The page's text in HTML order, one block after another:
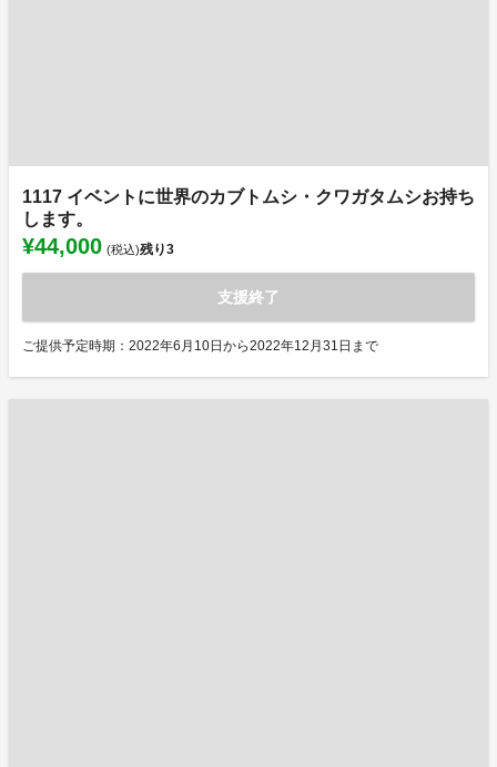
1117 イベントに世界のカブトムシ・クワガタムシお持ち
します。
¥44,000 (税込)残り3
支援終了
ご提供予定時期：2022年6月10日から2022年12月31日まで